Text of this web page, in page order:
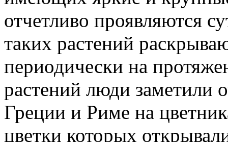
отчетливо проявляются
таких растений
периодически на
растений люди заметили
Греции и Риме на
цветки которых